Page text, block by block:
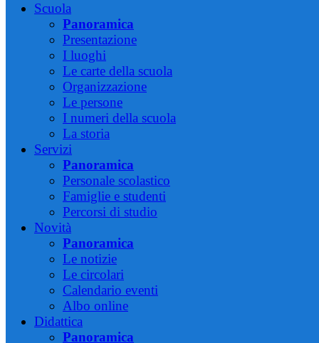
Scuola
Panoramica
Presentazione
I luoghi
Le carte della scuola
Organizzazione
Le persone
I numeri della scuola
La storia
Servizi
Panoramica
Personale scolastico
Famiglie e studenti
Percorsi di studio
Novità
Panoramica
Le notizie
Le circolari
Calendario eventi
Albo online
Didattica
Panoramica